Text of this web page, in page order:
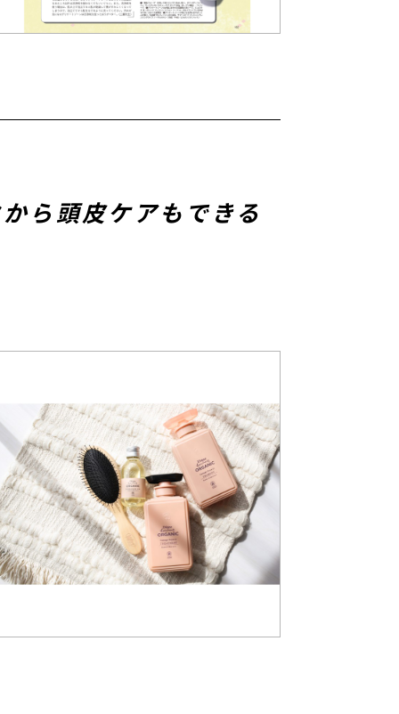
ら頭皮ケアもできる